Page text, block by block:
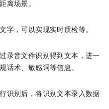
离场景。
字，可以实现实时质检等。
录音文件识别得到文本，进一
话术、敏感词等信息。
识别后，将识别文本录入数据